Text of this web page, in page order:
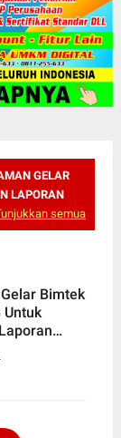
GELAR
LAPORAN
semua
Bimtek
Untuk